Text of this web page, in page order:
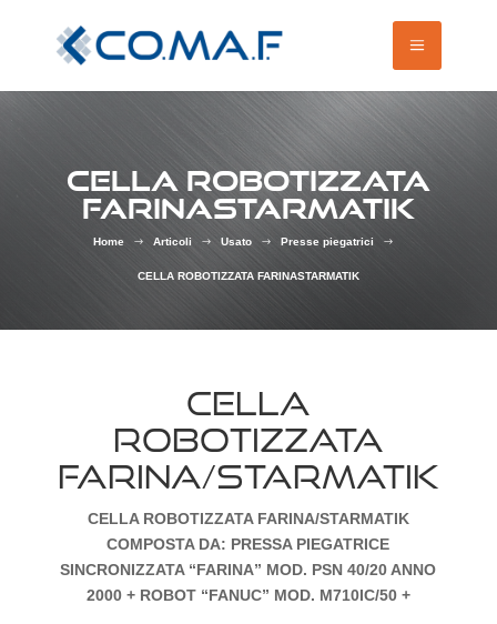
CELLA ROBOTIZZATA
FARINASTARMATIK
Home $ Articoli $ Usato $ Presse piegatrici $
CELLA ROBOTIZZATA FARINASTARMATIK
CELLA
ROBOTIZZATA
FARINA/STARMATIK
CELLA ROBOTIZZATA FARINA/STARMATIK
COMPOSTA DA: PRESSA PIEGATRICE
SINCRONIZZATA “FARINA” MOD. PSN 40/20 ANNO
2000 + ROBOT “FANUC” MOD. M710IC/50 +